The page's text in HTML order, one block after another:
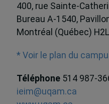
400, rue Sainte-
Bureau A-1540,
Montréal (Québec)
* Voir le plan du
Téléphone 514 987-
ieim@uqam.ca